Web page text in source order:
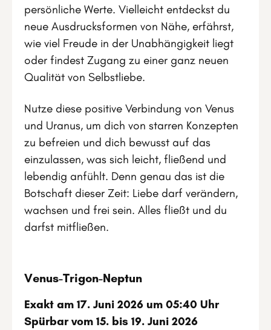
persönliche Werte. Vielleicht entdeckst du
neue Ausdrucksformen von Nähe, erfährst,
wie viel Freude in der Unabhängigkeit liegt
oder findest Zugang zu einer ganz neuen
Qualität von Selbstliebe.
Nutze diese positive Verbindung von Venus
und Uranus, um dich von starren Konzepten
zu befreien und dich bewusst auf das
einzulassen, was sich leicht, fließend und
lebendig anfühlt. Denn genau das ist die
Botschaft dieser Zeit: Liebe darf verändern,
wachsen und frei sein. Alles fließt und du
darfst mitfließen.
Venus-Trigon-Neptun
Exakt am 17. Juni 2026 um 05:40 Uhr
Spürbar vom 15. bis 19. Juni 2026